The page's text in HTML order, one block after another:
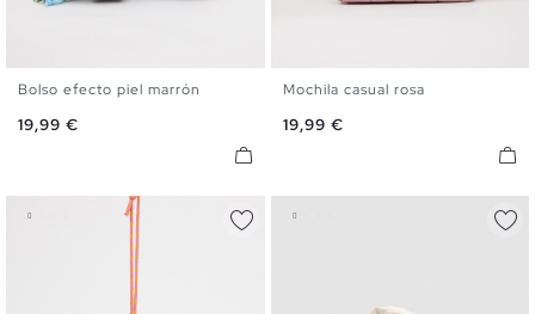
Bolso efecto piel marrón
Precio
19,99 €
Mochila casual rosa
Precio
19,99 €